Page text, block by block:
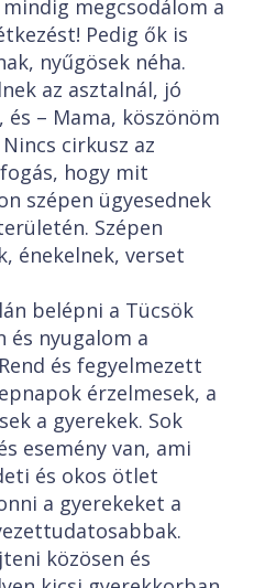
megcsodálom a
Pedig ők is
nyűgösek néha.
az asztalnál, jó
– Mama, köszönöm
cirkusz az
hogy mit
szépen ügyesednek
Szépen
énekelnek, verset
belépni a Tücsök
és nyugalom a
és fegyelmezett
érzelmesek, a
a gyerekek. Sok
esemény van, ami
és okos ötlet
a gyerekeket a
közösen és